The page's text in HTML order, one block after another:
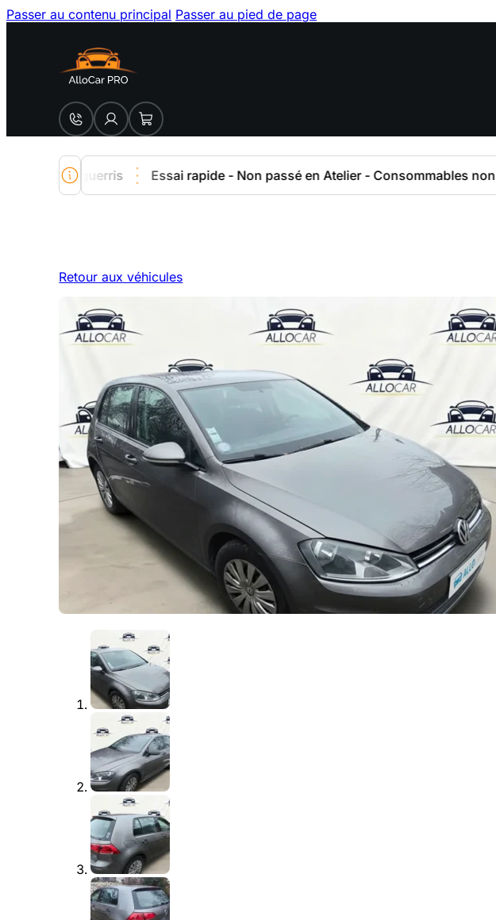
Passer au contenu principal Passer au pied de page
aguerris Essai rapide - Non passé en Atelier - Consommables non vérifiés
Retour aux véhicules